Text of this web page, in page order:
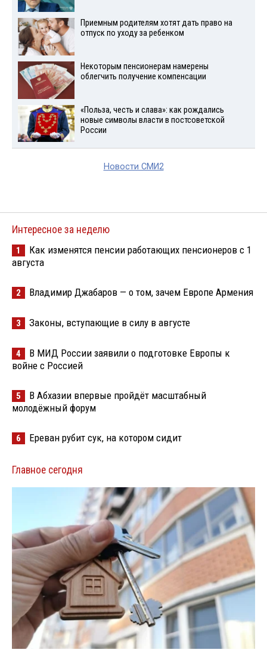
Приемным родителям хотят дать право на
отпуск по уходу за ребенком
Некоторым пенсионерам намерены
облегчить получение компенсации
«Польза, честь и слава»: как рождались
новые символы власти в постсоветской
России
Новости СМИ2
Интересное за неделю
1
Как изменятся пенсии работающих пенсионеров с 1
августа
2 Владимир Джабаров — о том, зачем Европе Армения
3 Законы, вступающие в силу в августе
4
В МИД России заявили о подготовке Европы к
войне с Россией
5
В Абхазии впервые пройдёт масштабный
молодёжный форум
6 Ереван рубит сук, на котором сидит
Главное сегодня